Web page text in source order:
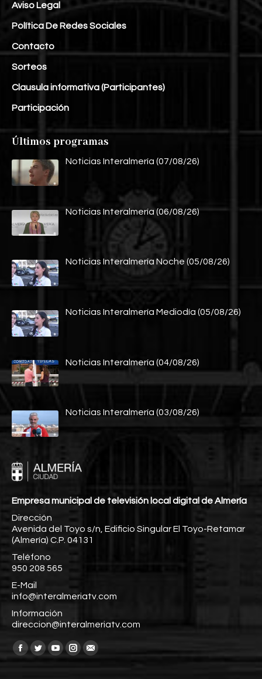
Aviso Legal
Política De Redes Sociales
Contacto
Sorteos
Clausula informativa (Participantes)
Participación
Últimos programas
Noticias Interalmería (07/08/26)
Noticias Interalmería (06/08/26)
Noticias Interalmería Noche (05/08/26)
Noticias Interalmería Mediodía (05/08/26)
Noticias Interalmería (04/08/26)
Noticias Interalmería (03/08/26)
Empresa municipal de televisión local digital de Almería
Dirección
Avenida del Toyo s/n, Edificio Singular El Toyo-Retamar
(Almería) C.P. 04131
Teléfono
950 208 565
E-Mail
info@interalmeriatv.com
Información
direccion@interalmeriatv.com
Encuéntranos en:
Facebook
TwitterYouTube
Instagram
Mail